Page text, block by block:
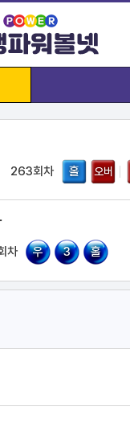
263회차 홀 오버
차 우 3 홀